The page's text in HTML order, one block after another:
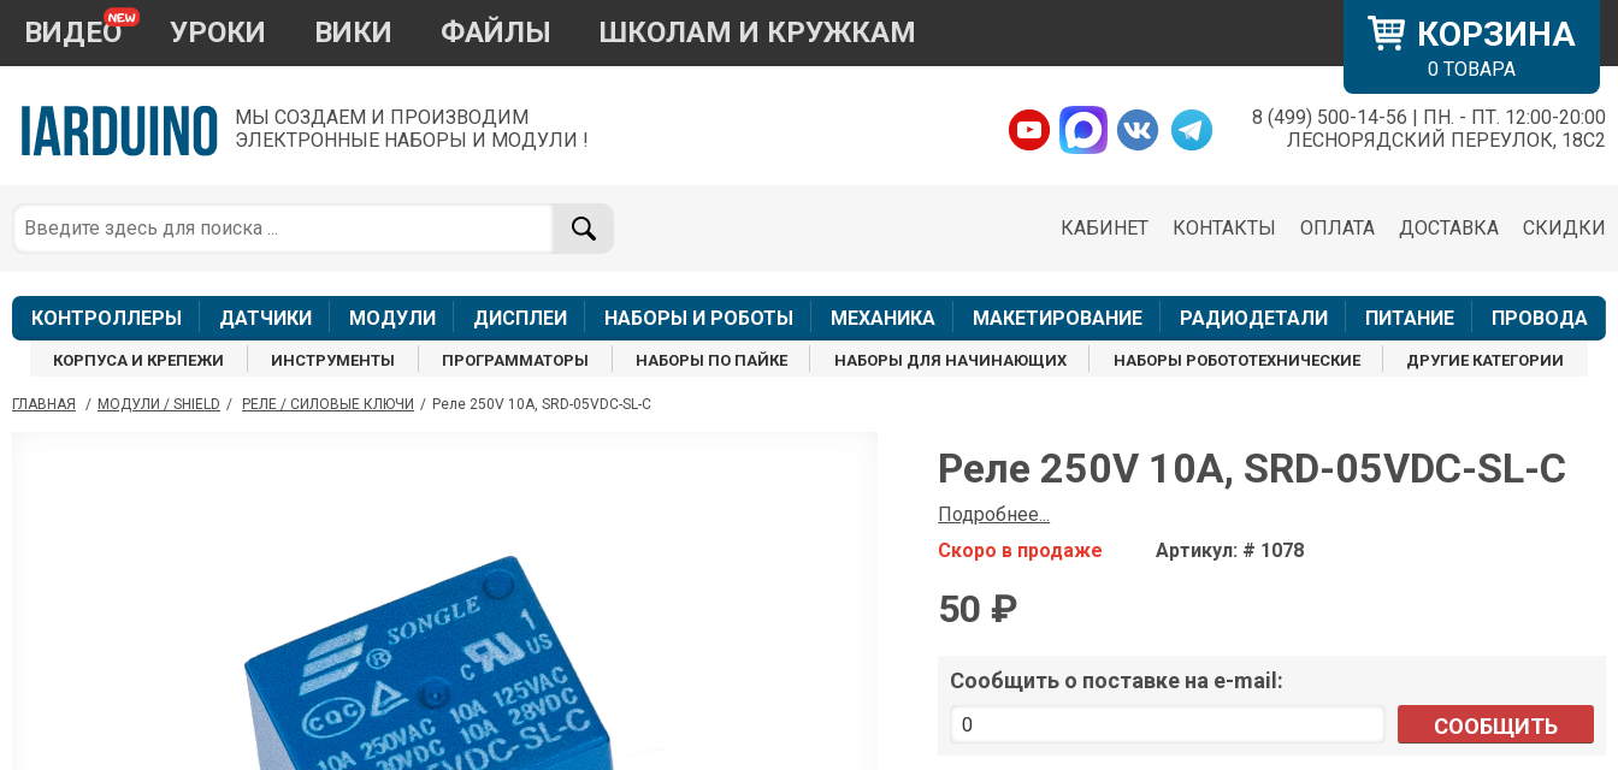
КОРЗИНА
0 ТОВАРА
ВИДЕО УРОКИ ВИКИ ФАЙЛЫ ШКОЛАМ И КРУЖКАМ
МЫ СОЗДАЕМ И ПРОИЗВОДИМ
ЭЛЕКТРОННЫЕ НАБОРЫ И МОДУЛИ !
8 (499) 500-14-56 | ПН. - ПТ. 12:00-20:00
ЛЕСНОРЯДСКИЙ ПЕРЕУЛОК, 18С2
СКИДКИ
ДОСТАВКА
ОПЛАТА
КОНТАКТЫ
КАБИНЕТ
КОНТРОЛЛЕРЫ ДАТЧИКИ МОДУЛИ ДИСПЛЕИ НАБОРЫ И РОБОТЫ МЕХАНИКА МАКЕТИРОВАНИЕ РАДИОДЕТАЛИ ПИТАНИЕ ПРОВОДА
КОРПУСА И КРЕПЕЖИ ИНСТРУМЕНТЫ ПРОГРАММАТОРЫ НАБОРЫ ПО ПАЙКЕ НАБОРЫ ДЛЯ НАЧИНАЮЩИХ НАБОРЫ РОБОТОТЕХНИЧЕСКИЕ ДРУГИЕ КАТЕГОРИИ
ГЛАВНАЯ / МОДУЛИ / SHIELD / РЕЛЕ / СИЛОВЫЕ КЛЮЧИ / Реле 250V 10A, SRD-05VDC-SL-C
Реле 250V 10A, SRD-05VDC-SL-C
Подробнее...
Скоро в продаже
Артикул: # 1078
50 ₽
Сообщить о поставке на e-mail:
СООБЩИТЬ
×
По вопросам приобретения товара
+7 968 454 17 38
звонки и аудио сообщения не обслуживаются
Менеджер
shop@iarduino.ru
Менеджер
8 (499) 500-14-56